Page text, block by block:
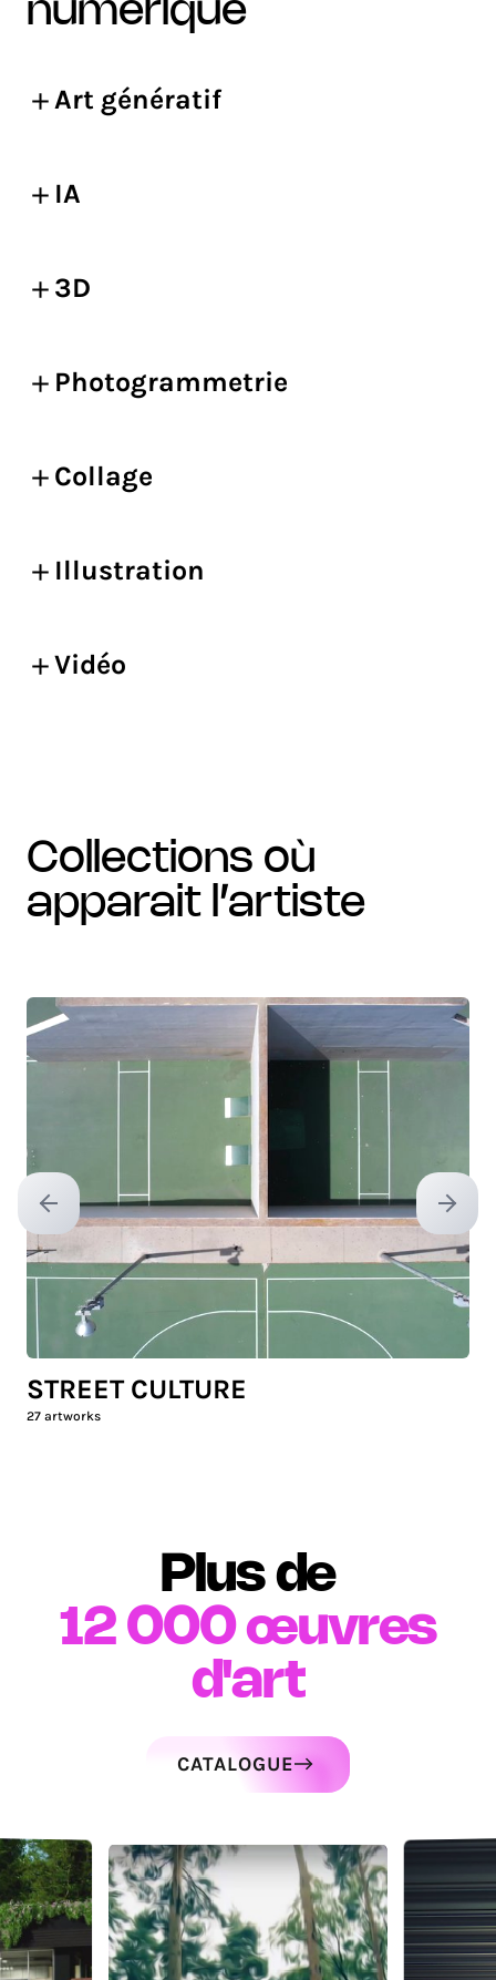
numérique
Art génératif
IA
3D
Photogrammetrie
Collage
Illustration
Vidéo
collections où
apparait l’artiste
Previous slide Next
STREET CULTURE
27 artworks
Plus de
12 000 œuvres
d'art
CATALOGUE